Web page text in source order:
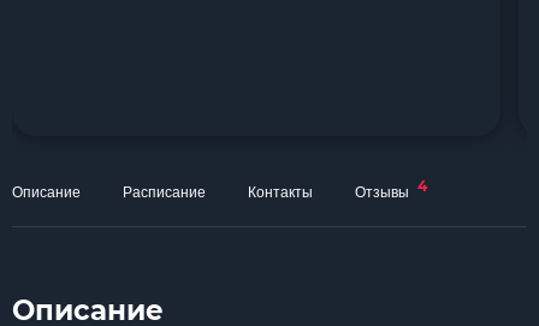
Описание Расписание Контакты Отзывы 4
Описание